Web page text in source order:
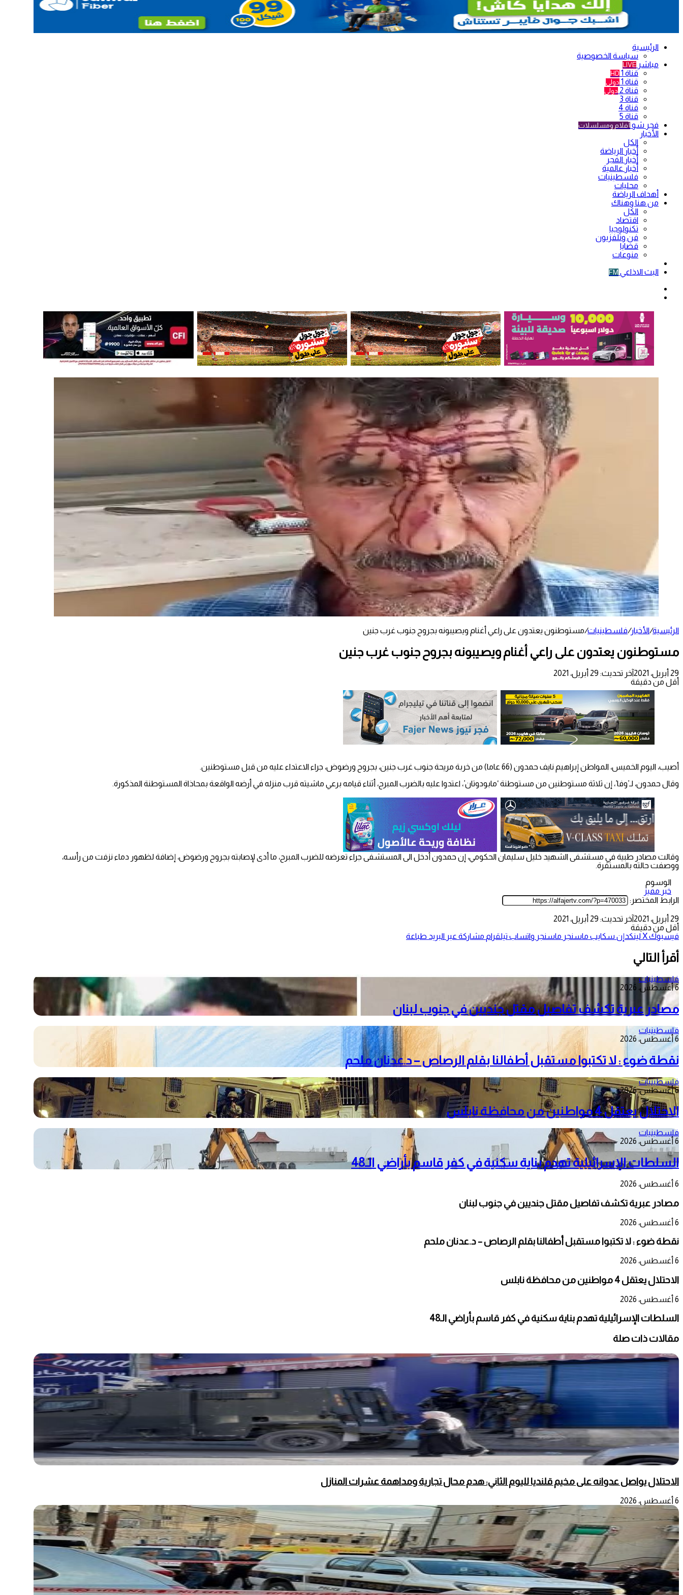
الرئيسية
سياسة الخصوصية
مباشر LIVE
قناة 1 HD
قناة 1 دولي
قناة 2 دولي
قناة 3
قناة 4
قناة 5
فجر شو أفلام ومسلسلات
الأخبار
الكل
أخبار الرياضة
أخبار الفجر
أخبار عالمية
فلسطينيات
محليات
أهداف الرياضة
من هنا وهناك
الكل
اقتصاد
تكنولوجيا
فن وتلفزيون
قضايا
منوعات
البث الاذاعي FM
الرئيسية/الأخبار/فلسطينيات/مستوطنون يعتدون على راعي أغنام ويصيبونه بجروح جنوب غرب جنين
مستوطنون يعتدون على راعي أغنام ويصيبونه بجروح جنوب غرب جنين
29 أبريل، 2021
آخر تحديث: 29 أبريل، 2021
أقل من دقيقة
أصيب، اليوم الخميس، المواطن إبراهيم نايف حمدون (66 عاما) من خربة مريحة جنوب غرب جنين، بجروح ورضوض، جراء الاعتداء عليه من قبل مستوطنين.
وقال حمدون، لـ’وفا’، إن ثلاثة مستوطنين من مستوطنة ‘مابودوتان’، اعتدوا عليه بالضرب المبرح، أثناء قيامه برعي ماشيته قرب منزله في أرضه الواقعة بمحاذاة المستوطنة المذكورة.
وقالت مصادر طبية في مستشفى الشهيد خليل سليمان الحكومي، إن حمدون أدخل الى المستشفى جراء تعرضه للضرب المبرح، ما أدى لإصابته بجروح ورضوض، إضافة لظهور دماء نزفت من رأسه،
ووصفت حالته بالمستقرة.
الوسوم
خبر مميز
الرابط المختصر:
29 أبريل، 2021
آخر تحديث: 29 أبريل، 2021
أقل من دقيقة
فيسبوك‫Xلينكدإن سكايب ماسنجر ماسنجر واتساب تيلقرام مشاركة عبر البريد طباعة
أقرأ التالي
فلسطينيات
6 أغسطس، 2026
مصادر عبرية تكشف تفاصيل مقتل جنديين في جنوب لبنان
فلسطينيات
6 أغسطس، 2026
نقطة ضوء : لا تكتبوا مستقبل أطفالنا بقلم الرصاص – د.عدنان ملحم
فلسطينيات
6 أغسطس، 2026
الاحتلال يعتقل 4 مواطنين من محافظة نابلس
فلسطينيات
6 أغسطس، 2026
السلطات الإسرائيلية تهدم بناية سكنية في كفر قاسم بأراضي الـ48
6 أغسطس، 2026
مصادر عبرية تكشف تفاصيل مقتل جنديين في جنوب لبنان
6 أغسطس، 2026
نقطة ضوء : لا تكتبوا مستقبل أطفالنا بقلم الرصاص – د.عدنان ملحم
6 أغسطس، 2026
الاحتلال يعتقل 4 مواطنين من محافظة نابلس
6 أغسطس، 2026
السلطات الإسرائيلية تهدم بناية سكنية في كفر قاسم بأراضي الـ48
مقالات ذات صلة
الاحتلال يواصل عدوانه على مخيم قلنديا لليوم الثاني: هدم محال تجارية ومداهمة عشرات المنازل
6 أغسطس، 2026